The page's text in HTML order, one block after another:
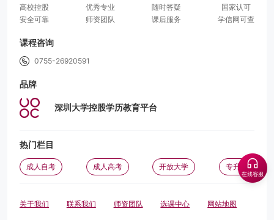
高校控股
安全可靠
优秀专业
师资团队
随时答疑
课后服务
国家认可
学信网可查
课程咨询
0755-26920591
品牌
深圳大学控股学历教育平台
热门栏目
成人自考 成人高考 开放大学 专升本
关于我们 联系我们 师资团队 选课中心 网站地图